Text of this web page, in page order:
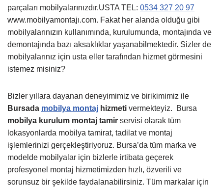
parçaları mobilyalarınızdır.USTA TEL: 0534 327 20 97
www.mobilyamontajı.com. Fakat her alanda olduğu gibi
mobilyalarınızın kullanımında, kurulumunda, montajında ve
demontajında bazı aksaklıklar yaşanabilmektedir. Sizler de
mobilyalarınız için usta eller tarafından hizmet görmesini
istemez misiniz?
Bizler yıllara dayanan deneyimimiz ve birikimimiz ile
Bursada mobilya montaj hizmeti vermekteyiz.
Bursa
mobilya kurulum montaj tamir servisi olarak tüm
lokasyonlarda mobilya tamirat, tadilat ve montaj
işlemlerinizi gerçekleştiriyoruz. Bursa’da tüm marka ve
modelde mobilyalar için bizlerle irtibata geçerek
profesyonel montaj hizmetimizden hızlı, özverili ve
sorunsuz bir şekilde faydalanabilirsiniz. Tüm markalar için